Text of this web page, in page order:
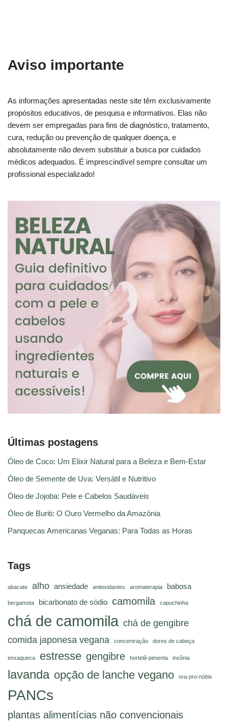
Aviso importante
As informações apresentadas neste site têm exclusivamente
propósitos educativos, de pesquisa e informativos. Elas não
devem ser empregadas para fins de diagnóstico, tratamento,
cura, redução ou prevenção de qualquer doença, e
absolutamente não devem substituir a busca por cuidados
médicos adequados. É imprescindível sempre consultar um
profissional especializado!
Últimas postagens
Óleo de Coco: Um Elixir Natural para a Beleza e Bem-Estar
Óleo de Semente de Uva: Versátil e Nutritivo
Óleo de Jojoba: Pele e Cabelos Saudáveis
Óleo de Buriti: O Ouro Vermelho da Amazônia
Panquecas Americanas Veganas: Para Todas as Horas
Tags
abacate alho ansiedade antioxidantes aromaterapia babosa
bergamota bicarbonato de sódio camomila capuchinha
chá de camomila chá de gengibre
comida japonesa vegana
concentração dores de cabeça
enxaqueca estresse gengibre hortelã-pimenta insônia
lavanda opção de lanche vegano ora-pro-nóbis
PANCs
plantas alimentícias não convencionais